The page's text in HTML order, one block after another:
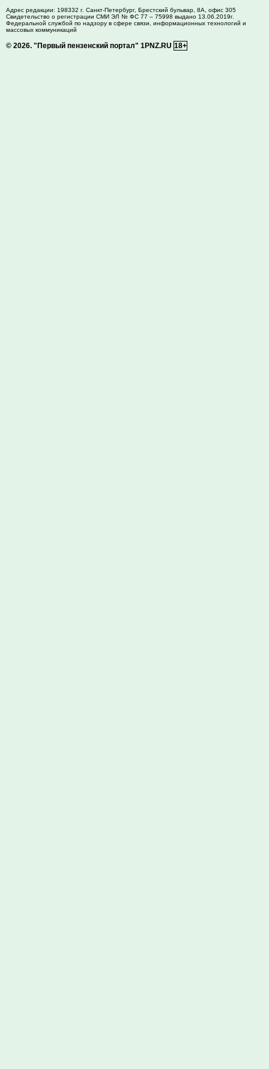
Адрес редакции: 198332 г. Санкт-Петербург, Брестский бульвар, 8А, офис 305
Свидетельство о регистрации СМИ ЭЛ № ФС 77 – 75998 выдано 13.06.2019г.
Федеральной службой по надзору в сфере связи, информационных технологий и
массовых коммуникаций
© 2026. "Первый пензенский портал" 1PNZ.RU 18+